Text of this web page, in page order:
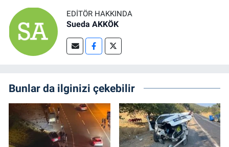
EDITÖR HAKKINDA
Sueda AKKÖK
Bunlar da ilginizi çekebilir